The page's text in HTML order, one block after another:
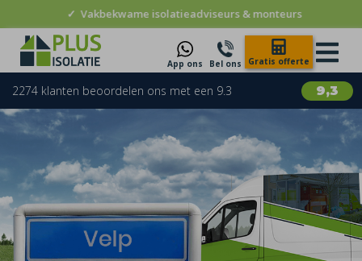
✓ Vakbekwame isolatieadviseurs & monteurs
App ons Bel ons Gratis offerte
9,3
2274 klanten beoordelen ons met een 9.3